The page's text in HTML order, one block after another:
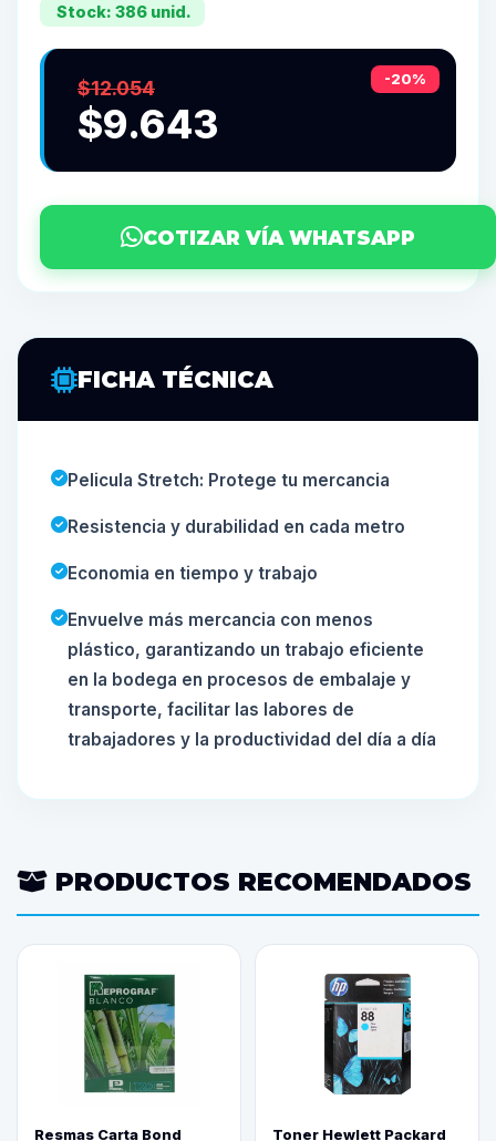
Stock: 386 unid.
-20%
$12.054
$9.643
COTIZAR VÍA WHATSAPP
FICHA TÉCNICA
Pelicula Stretch: Protege tu mercancia
Resistencia y durabilidad en cada metro
Economia en tiempo y trabajo
Envuelve más mercancia con menos
plástico, garantizando un trabajo eficiente
en la bodega en procesos de embalaje y
transporte, facilitar las labores de
trabajadores y la productividad del día a día
PRODUCTOS RECOMENDADOS
Resmas Carta Bond Toner Hewlett Packard